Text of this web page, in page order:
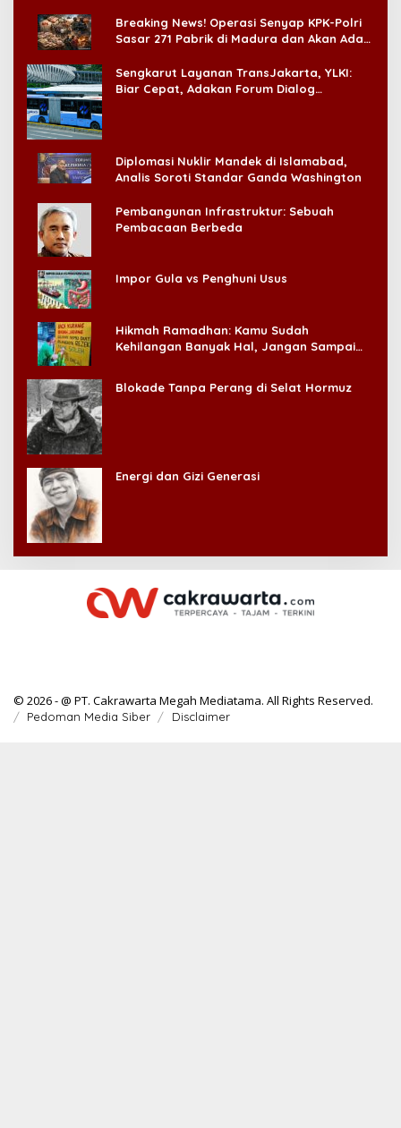
Breaking News! Operasi Senyap KPK-Polri
Sasar 271 Pabrik di Madura dan Akan Ada
Sengkarut Layanan TransJakarta, YLKI:
Biar Cepat, Adakan Forum Dialog
Diplomasi Nuklir Mandek di Islamabad,
Analis Soroti Standar Ganda Washington
Pembangunan Infrastruktur: Sebuah
Pembacaan Berbeda
Impor Gula vs Penghuni Usus
Hikmah Ramadhan: Kamu Sudah
Kehilangan Banyak Hal, Jangan Sampai
Blokade Tanpa Perang di Selat Hormuz
Energi dan Gizi Generasi
© 2026 - @ PT. Cakrawarta Megah Mediatama. All Rights Reserved.
Pedoman Media Siber Disclaimer